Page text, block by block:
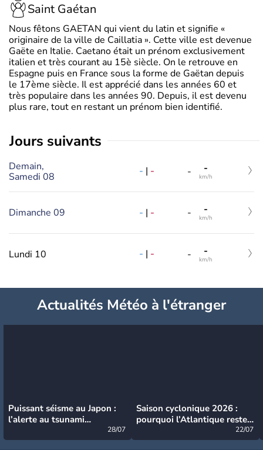
Saint Gaétan
Nous fêtons GAETAN qui vient du latin et signifie «
originaire de la ville de Caillatia ». Cette ville est devenue
Gaëte en Italie. Caetano était un prénom exclusivement
italien et très courant au 15è siècle. On le retrouve en
Espagne puis en France sous la forme de Gaëtan depuis
le 17ème siècle. Il est apprécié dans les années 60 et
très populaire dans les années 90. Depuis, il est devenu
plus rare, tout en restant un prénom bien identifié.
jours suivants
Demain,
Samedi 08
- | - - -
km/h
Dimanche 09 - | - - -
km/h
Lundi 10 - | - - -
km/h
Actualités Météo à l'étranger
Puissant séisme au Japon :
l’alerte au tsunami
28/07
Saison cyclonique 2026 :
pourquoi l’Atlantique reste
22/07